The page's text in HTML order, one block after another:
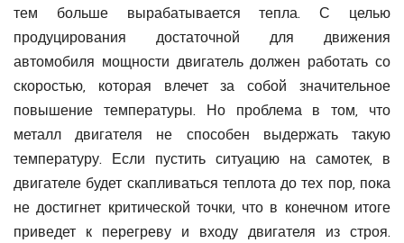
тем больше вырабатывается тепла. С целью
продуцирования достаточной для движения
автомобиля мощности двигатель должен работать со
скоростью, которая влечет за собой значительное
повышение температуры. Но проблема в том, что
металл двигателя не способен выдержать такую
температуру. Если пустить ситуацию на самотек, в
двигателе будет скапливаться теплота до тех пор, пока
не достигнет критической точки, что в конечном итоге
приведет к перегреву и входу двигателя из строя.